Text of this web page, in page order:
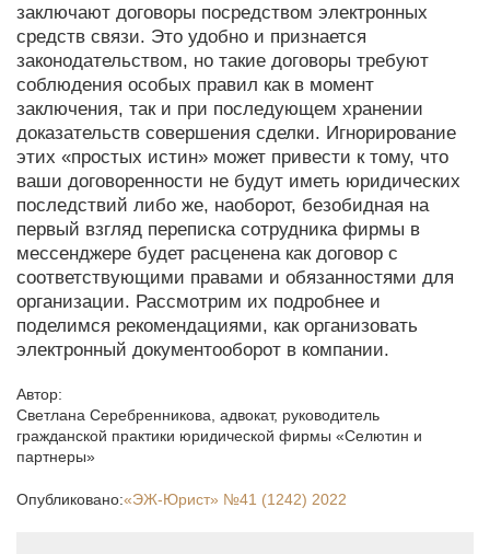
заключают договоры посредством электронных
средств связи. Это удобно и признается
законодательством, но такие договоры требуют
соблюдения особых правил как в момент
заключения, так и при последующем хранении
доказательств совершения сделки. Игнорирование
этих «простых истин» может привести к тому, что
ваши договоренности не будут иметь юридических
последствий либо же, наоборот, безобидная на
первый взгляд переписка сотрудника фирмы в
мессенджере будет расценена как договор с
соответствующими правами и обязанностями для
организации. Рассмотрим их подробнее и
поделимся рекомендациями, как организовать
электронный документооборот в компании.
Автор:
Светлана Серебренникова адвокат, руководитель
гражданской практики юридической фирмы «Селютин и
партнеры»
Опубликовано:«ЭЖ-Юрист» №41 (1242) 2022